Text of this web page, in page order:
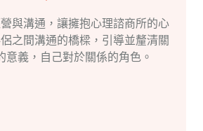
與溝通，讓擁抱心理諮商所的心
之間溝通的橋樑，引導並釐清關
意義，自己對於關係的角色。